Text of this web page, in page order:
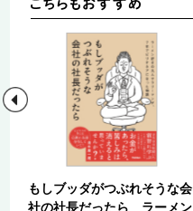
もしブッダがつぶれそうな会
社の社長だったら ラーメン